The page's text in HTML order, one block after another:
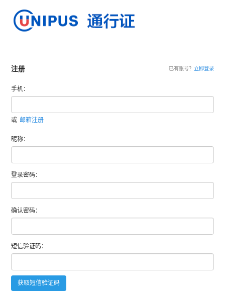
注册 已有账号？ 立即登录
手机：
或 邮箱注册
昵称：
登录密码：
确认密码：
短信验证码：
获取短信验证码